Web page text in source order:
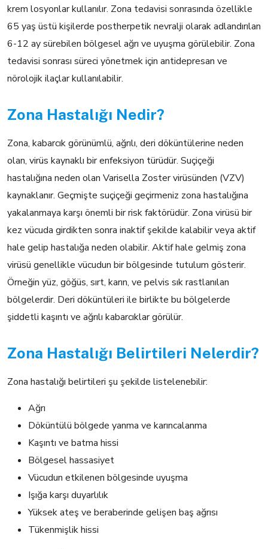
krem losyonlar kullanılır. Zona tedavisi sonrasında özellikle
65 yaş üstü kişilerde postherpetik nevralji olarak adlandırılan
6-12 ay sürebilen bölgesel ağrı ve uyuşma görülebilir. Zona
tedavisi sonrası süreci yönetmek için antidepresan ve
nörolojik ilaçlar kullanılabilir.
Zona Hastalığı Nedir?
Zona, kabarcık görünümlü, ağrılı, deri döküntülerine neden
olan, virüs kaynaklı bir enfeksiyon türüdür. Suçiçeği
hastalığına neden olan Varisella Zoster virüsünden (VZV)
kaynaklanır. Geçmişte suçiçeği geçirmeniz zona hastalığına
yakalanmaya karşı önemli bir risk faktörüdür. Zona virüsü bir
kez vücuda girdikten sonra inaktif şekilde kalabilir veya aktif
hale gelip hastalığa neden olabilir. Aktif hale gelmiş zona
virüsü genellikle vücudun bir bölgesinde tutulum gösterir.
Örneğin yüz, göğüs, sırt, karın, ve pelvis sık rastlanılan
bölgelerdir. Deri döküntüleri ile birlikte bu bölgelerde
şiddetli kaşıntı ve ağrılı kabarcıklar görülür.
Zona Hastalığı Belirtileri Nelerdir?
Zona hastalığı belirtileri şu şekilde listelenebilir:
Ağrı
Döküntülü bölgede yanma ve karıncalanma
Kaşıntı ve batma hissi
Bölgesel hassasiyet
Vücudun etkilenen bölgesinde uyuşma
Işığa karşı duyarlılık
Yüksek ateş ve beraberinde gelişen baş ağrısı
Tükenmişlik hissi